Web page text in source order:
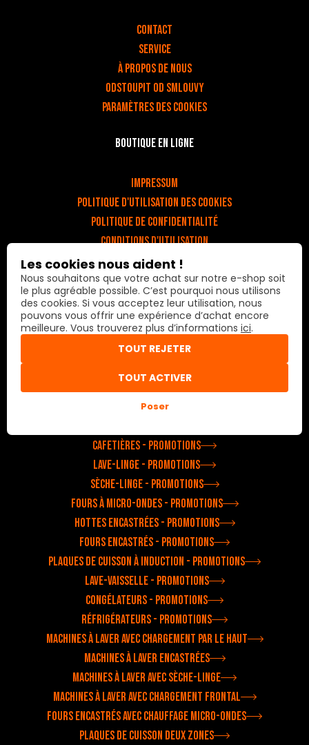
Contact
Service
À propos de nous
Odstoupit od smlouvy
Paramètres des cookies
Boutique en ligne
Impressum
Politique d'utilisation des cookies
Politique de confidentialité
Conditions d'utilisation
Conditions générales
Livraison et paiement
Aller à la boutique en ligne
Produits
Fours à micro-ondes encastrés
Cafetières - Promotions
Lave-linge - Promotions
Sèche-linge - Promotions
Fours à micro-ondes - Promotions
Hottes encastrées - Promotions
Fours encastrés - Promotions
Plaques de cuisson à induction - Promotions
Lave-vaisselle - Promotions
Congélateurs - Promotions
Réfrigérateurs - Promotions
Machines à laver avec chargement par le haut
Machines à laver encastrées
Machines à laver avec sèche-linge
Machines à laver avec chargement frontal
Fours encastrés avec chauffage micro-ondes
Plaques de cuisson deux zones
Les cookies nous aident !
Nous souhaitons que votre achat sur notre e-shop soit
le plus agréable possible. C’est pourquoi nous utilisons
des cookies. Si vous acceptez leur utilisation, nous
pouvons vous offrir une expérience d’achat encore
meilleure. Vous trouverez plus d’informations ici.
Poser
TOUT REJETER
TOUT ACTIVER